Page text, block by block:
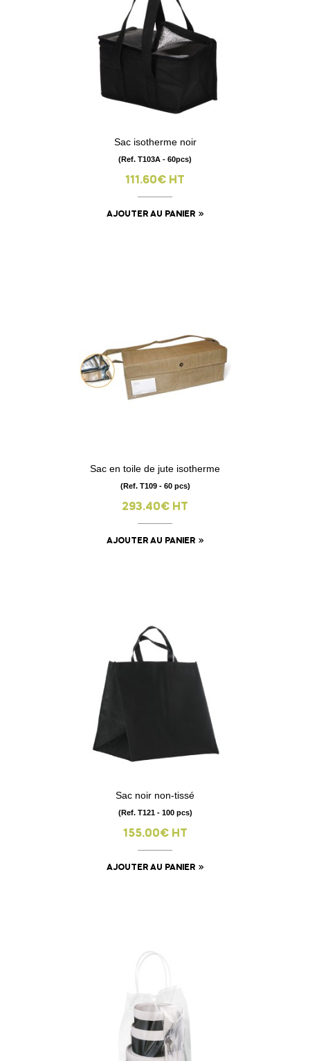
Sac isotherme noir
(Ref. T103A - 60pcs)
111.60€ HT
AJOUTER AU PANIER
Sac en toile de jute isotherme
(Ref. T109 - 60 pcs)
293.40€ HT
AJOUTER AU PANIER
Sac noir non-tissé
(Ref. T121 - 100 pcs)
155.00€ HT
AJOUTER AU PANIER